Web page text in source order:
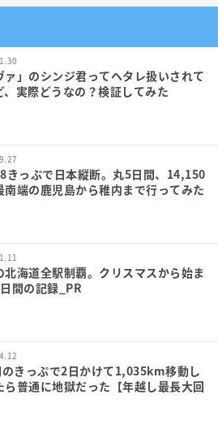
ァ」のシンジ君ってヘタレ扱いされて
、実際どうなの？検証してみた
きっぷで日本縦断。丸5日間、14,150
南端の鹿児島から稚内まで行ってみた
北海道全駅制覇。クリスマスから始ま
間の記録_PR
きっぷで2日かけて1,035km移動し
ら普通に地獄だった【年越し最長大回